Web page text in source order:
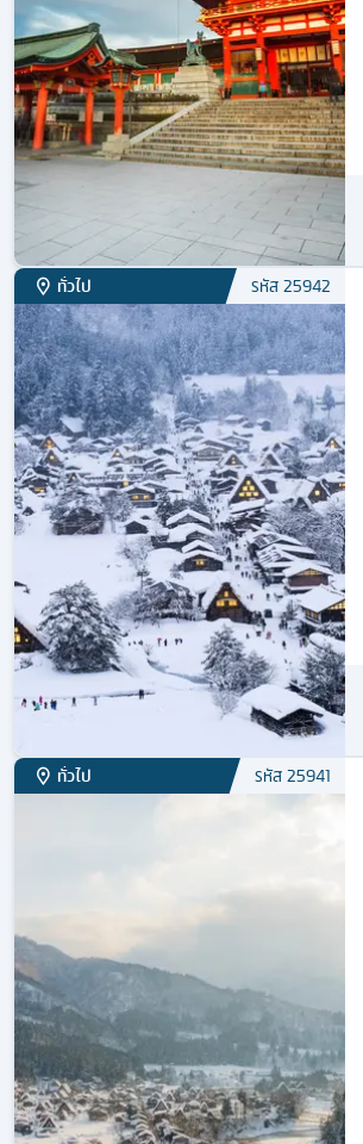
ทั่วไป รหัส25942
ทั่วไป รหัส25941